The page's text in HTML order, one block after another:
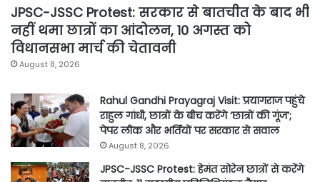
JPSC-JSSC Protest: सरकार से बातचीत के बाद भी
नहीं थमा छात्रों का आंदोलन, 10 अगस्त को
विधानसभा मार्च की चेतावनी
August 8, 2026
Rahul Gandhi Prayagraj Visit: प्रयागराज पहुंचे
राहुल गांधी, छात्रों के बीच करेंगे ‘छात्रों की गूंज’;
पेपर लीक और भर्तियों पर सरकार से सवाल
August 8, 2026
JPSC-JSSC Protest: हेमंत सोरेन छात्रों से करेंगे